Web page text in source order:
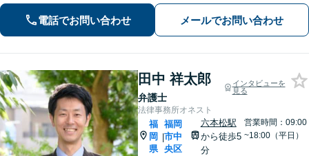
法務、顧客とのトラブル、予防法務も
お任せ【六本松駅2分】
電話でお問い合わせ メールでお問い合わせ
田中 祥太郎
弁護士
インタビューを
見る
法律事務所オネスト
福
岡
県
|
福岡
市中
央区
六本松駅
から徒歩5
分
営業時間：09:00
~18:00（平日）